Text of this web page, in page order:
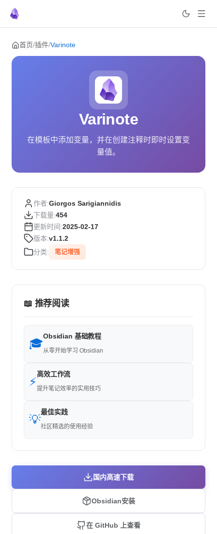
Skip to content
首页/插件/Varinote
Varinote
在模板中添加变量，并在创建注释时即时设置变
量值。
作者:Giorgos Sarigiannidis
下载量:454
更新时间:2025-02-17
版本:v1.1.2
分类:
笔记增强
📖 推荐阅读
🎓
Obsidian 基础教程
从零开始学习 Obsidian
⚡
高效工作流
提升笔记效率的实用技巧
💡
最佳实践
社区精选的使用经验
国内高速下载
Obsidian安装
在 GitHub 上查看